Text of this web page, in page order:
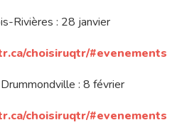
Rivières : 28 janvier
choisiruqtr/#evenements
: 8 février
choisiruqtr/#evenements